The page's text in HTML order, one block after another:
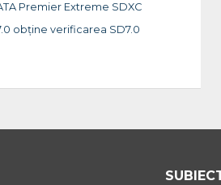
Premier Extreme SDXC
obține verificarea SD7.0